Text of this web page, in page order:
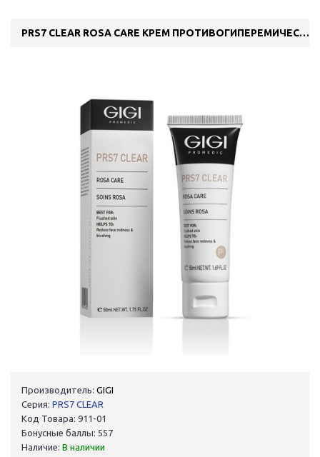
PRS7 CLEAR ROSA CARE КРЕМ ПРОТИВОГИПЕРЕМИЧЕСКИЙ ДЛЯ ЧУВСТВ. КОЖИ С КУПЕРОЗОМ, 50МЛ
Производитель: GIGI
Серия: PRS7 CLEAR
Код Товара: 911-01
Бонусные баллы: 557
Наличие: В наличии